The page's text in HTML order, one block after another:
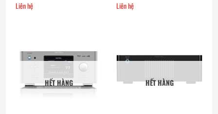
Liên hệ Liên hệ
HẾT HÀNG HẾT HÀNG